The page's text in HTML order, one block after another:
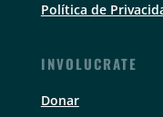
Política de
INVOLUCRATE
Donar